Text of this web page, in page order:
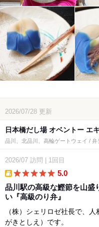
2026/07/28 更新
日本橋だし場 オベントー エ
品川、北品川、高輪ゲートウェイ / 弁
2026/07 訪問 1回目
5.0
品川駅の高級な鰹節を山盛
い『高級のり弁』
（株）シェリロゼ社長で、
がきとしえ）です。